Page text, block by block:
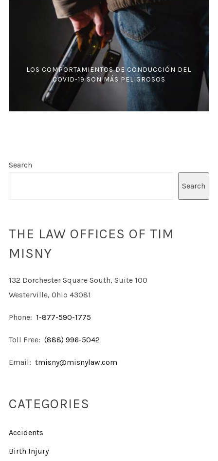
LOS COMPORTAMIENTOS DE CONDUCCIÓN DEL
COVID-19 SON MÁS PELIGROSOS
Search
Search
THE LAW OFFICES OF TIM
MISNY
132 Dorchester Square South, Suite 100
Westerville, Ohio 43081
Phone: 1-877-590-1775
Toll Free: (888) 996-5042
Email: tmisny@misnylaw.com
CATEGORIES
Accidents
Birth Injury